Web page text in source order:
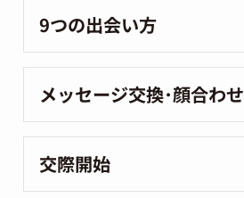
9つの出会い方
メッセージ交換･顔合わせ
交際開始